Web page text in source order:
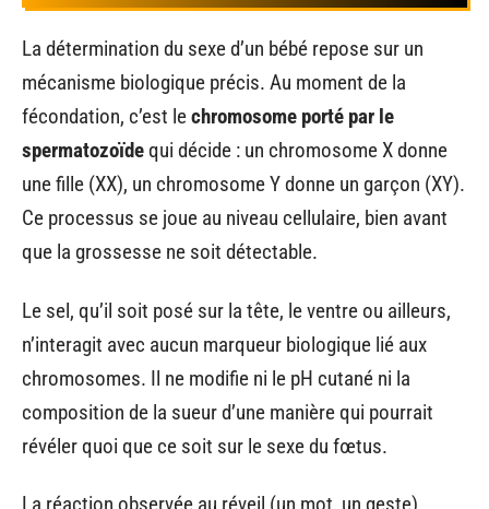
La détermination du sexe d’un bébé repose sur un
mécanisme biologique précis. Au moment de la
fécondation, c’est lechromosome porté par le
spermatozoïdequi décide : un chromosome X donne
une fille (XX), un chromosome Y donne un garçon (XY).
Ce processus se joue au niveau cellulaire, bien avant
que la grossesse ne soit détectable.
Le sel, qu’il soit posé sur la tête, le ventre ou ailleurs,
n’interagit avec aucun marqueur biologique lié aux
chromosomes. Il ne modifie ni le pH cutané ni la
composition de la sueur d’une manière qui pourrait
révéler quoi que ce soit sur le sexe du fœtus.